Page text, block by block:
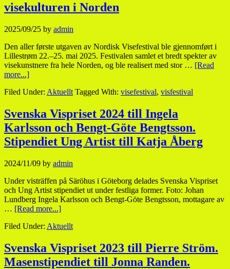
visekulturen i Norden
2025/09/25 by admin
Den aller første utgaven av Nordisk Visefestival ble gjennomført i
Lillestrøm 22.–25. mai 2025. Festivalen samlet et bredt spekter av
visekunstnere fra hele Norden, og ble realisert med stor … [Read
more...]
Filed Under: Aktuellt Tagged With: visefestival, visfestival
Svenska Vispriset 2024 till Ingela
Karlsson och Bengt-Göte Bengtsson.
Stipendiet Ung Artist till Katja Åberg
2024/11/09 by admin
Under visträffen på Säröhus i Göteborg delades Svenska Vispriset
och Ung Artist stipendiet ut under festliga former. Foto: Johan
Lundberg Ingela Karlsson och Bengt-Göte Bengtsson, mottagare av
… [Read more...]
Filed Under: Aktuellt
Svenska Vispriset 2023 till Pierre Ström.
Masenstipendiet till Jonna Randen.